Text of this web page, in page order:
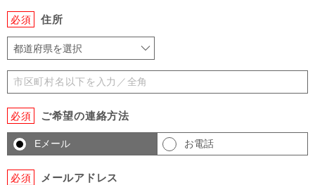
必須 住所
都道府県を選択
必須 ご希望の連絡方法
Eメール お電話
必須 メールアドレス